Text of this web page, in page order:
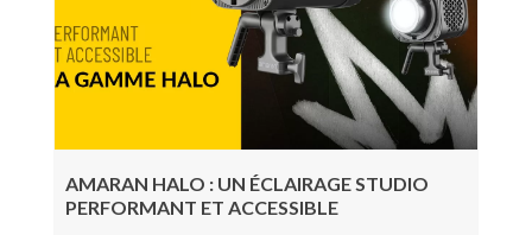
AMARAN HALO : UN ÉCLAIRAGE STUDIO
PERFORMANT ET ACCESSIBLE